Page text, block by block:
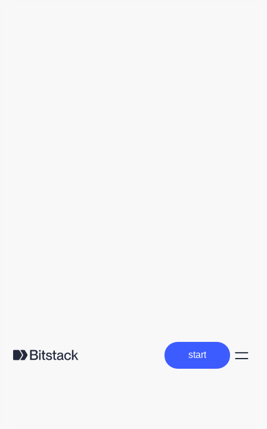
start
start